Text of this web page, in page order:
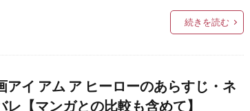
続きを読む
アイ アム ア ヒーローのあらすじ・ネ
レ【マンガとの比較も含めて】